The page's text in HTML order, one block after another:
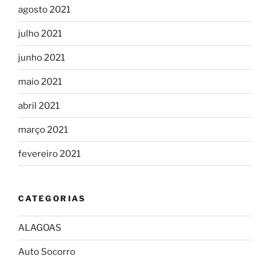
agosto 2021
julho 2021
junho 2021
maio 2021
abril 2021
março 2021
fevereiro 2021
CATEGORIAS
ALAGOAS
Auto Socorro